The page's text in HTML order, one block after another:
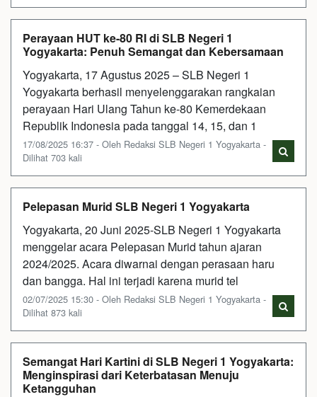
Perayaan HUT ke-80 RI di SLB Negeri 1
Yogyakarta: Penuh Semangat dan Kebersamaan
Yogyakarta, 17 Agustus 2025 – SLB Negeri 1
Yogyakarta berhasil menyelenggarakan rangkaian
perayaan Hari Ulang Tahun ke-80 Kemerdekaan
Republik Indonesia pada tanggal 14, 15, dan 1
17/08/2025 16:37 - Oleh Redaksi SLB Negeri 1 Yogyakarta -
Dilihat 703 kali
Pelepasan Murid SLB Negeri 1 Yogyakarta
Yogyakarta, 20 Juni 2025-SLB Negeri 1 Yogyakarta
menggelar acara Pelepasan Murid tahun ajaran
2024/2025. Acara diwarnai dengan perasaan haru
dan bangga. Hal ini terjadi karena murid tel
02/07/2025 15:30 - Oleh Redaksi SLB Negeri 1 Yogyakarta -
Dilihat 873 kali
Semangat Hari Kartini di SLB Negeri 1 Yogyakarta:
Menginspirasi dari Keterbatasan Menuju
Ketangguhan